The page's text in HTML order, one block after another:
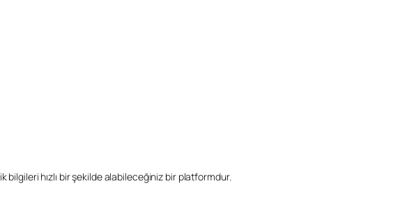
bilgileri hızlı bir şekilde alabileceğiniz bir platformdur.